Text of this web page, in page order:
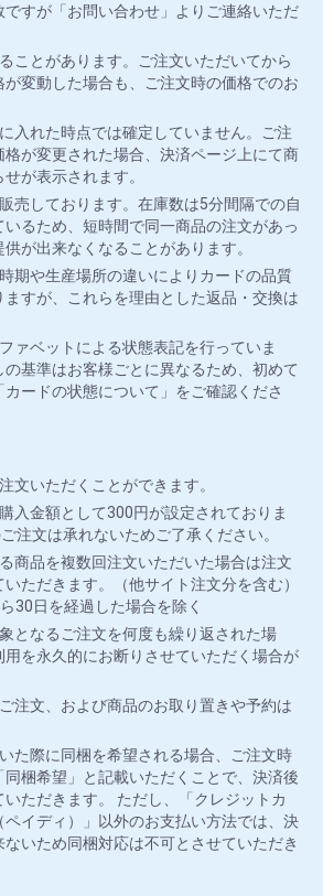
すが「お問い合わせ」よりご連絡いただ
ことがあります。ご注文いただいてから
変動した場合も、ご注文時の価格でのお
入れた時点では確定していません。ご注
が変更された場合、決済ページ上にて商
が表示されます。
売しております。在庫数は5分間隔での自
るため、短時間で同一商品の注文があっ
が出来なくなることがあります。
期や生産場所の違いによりカードの品質
ますが、これらを理由とした返品・交換は
ァベットによる状態表記を行っていま
基準はお客様ごとに異なるため、初めて
カードの状態について」をご確認くださ
文いただくことができます。
入金額として300円が設定されておりま
注文は承れないためご了承ください。
商品を複数回注文いただいた場合は注文
ただきます。（他サイト注文分を含む）
30日を経過した場合を除く
となるご注文を何度も繰り返された場
を永久的にお断りさせていただく場合が
注文、および商品のお取り置きや予約は
た際に同梱を希望される場合、ご注文時
梱希望」と記載いただくことで、決済後
ただきます。 ただし、「クレジットカ
ペイディ）」以外のお支払い方法では、決
いため同梱対応は不可とさせていただき